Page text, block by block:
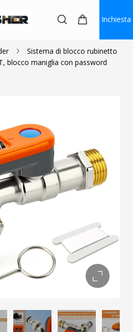
Inchiesta
Sistema di blocco rubinetto
blocco maniglia con password